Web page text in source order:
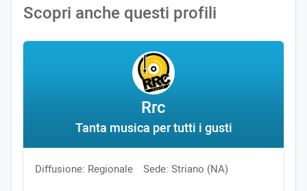
Scopri anche questi profili
Rrc
Tanta musica per tutti i gusti
Diffusione: Regionale Sede: Striano (NA)